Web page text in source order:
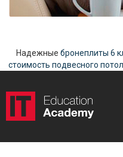
Надежные бронеплиты 6
стоимость подвесного